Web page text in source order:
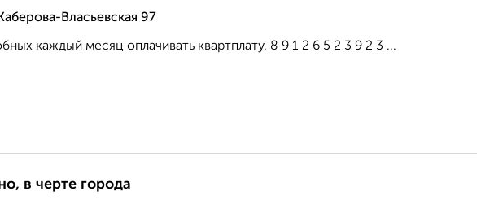
Власьевская 97
каждый месяц оплачивать квартплату. 8 9 1 2 6 5 2 3 9 2 3 ...
в черте города